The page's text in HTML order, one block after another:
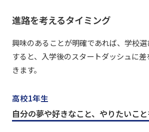
進路を考えるタイミング
興味のあることが明確であれば、学校
すると、入学後のスタートダッシュに
きます。
高校1年生
自分の夢や好きなこと、やりたいこ